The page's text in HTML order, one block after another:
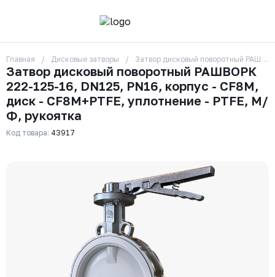
О компании
Контакты
Бренды
Отзывы
Сотрудники
Вакансии
Доставка
+7 (495) 215-24-81
Заказать звонок
zakaz325@ks-rus.com
Email для связи
Одинцово, Внуковская 9, пав. 31
Пункт выдачи заказов
Главная Дисковые затворы Затвор дисковый поворотный
Затвор дисковый поворотный РАШВОРК
222-125-16, DN125, PN16, корпус - CF8M,
диск - CF8M+PTFE, уплотнение - PTFE, М/
Ф, рукоятка
Код товара: 43917